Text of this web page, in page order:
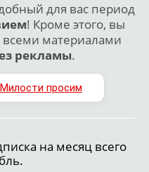
для вас период
! Кроме этого, вы
всеми материалами
рекламы.
Милости просим
на месяц всего